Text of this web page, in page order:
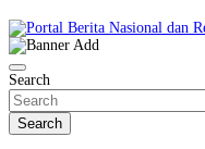
Portal Berita
Search
Search